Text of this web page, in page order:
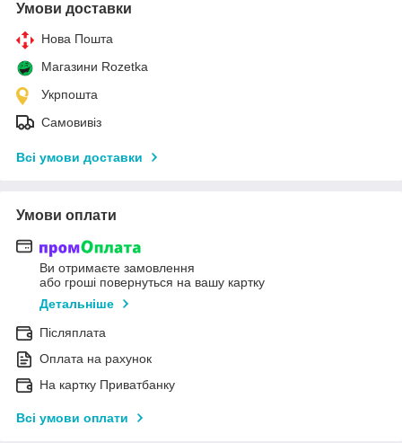
Умови доставки
Нова Пошта
Магазини Rozetka
Укрпошта
Самовивіз
Всі умови доставки
Умови оплати
Ви отримаєте замовлення
або гроші повернуться на вашу картку
Детальніше
Післяплата
Оплата на рахунок
На картку Приватбанку
Всі умови оплати